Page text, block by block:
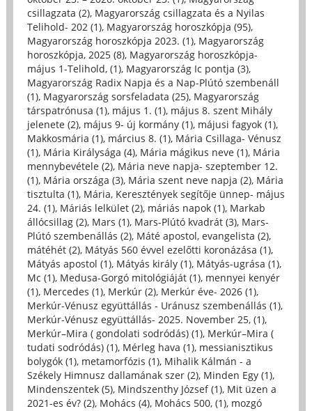
csillagzata (2), Magyarország csillagzata és a Nyilas
Telihold- 202 (1), Magyarország horoszkópja (95),
Magyarország horoszkópja 2023. (1), Magyarország
horoszkópja, 2025 (8), Magyarország horoszkópja-
május 1-Telihold, (1), Magyarország Ic pontja (3),
Magyarország Radix Napja és a Nap-Plútó szembenáll
(1), Magyarország sorsfeladata (25), Magyarország
társpatrónusa (1), május 1. (1), május 8. szent Mihály
jelenete (2), május 9- új kormány (1), májusi fagyok (1),
Makkosmária (1), március 8. (1), Mária Csillaga- Vénusz
(1), Mária Királysága (4), Mária mágikus neve (1), Mária
mennybevétele (2), Mária neve napja- szeptember 12.
(1), Mária országa (3), Mária szent neve napja (2), Mária
tisztulta (1), Mária, Keresztények segítője ünnep- május
24. (1), Máriás lelkület (2), máriás napok (1), Markab
állócsillag (2), Mars (1), Mars-Plútó kvadrát (3), Mars-
Plútó szembenállás (2), Máté apostol, evangelista (2),
mátéhét (2), Mátyás 560 évvel ezelőtti koronázása (1),
Mátyás apostol (1), Mátyás király (1), Mátyás-ugrása (1),
Mc (1), Medusa-Gorgó mitológiáját (1), mennyei kenyér
(1), Mercedes (1), Merkúr (2), Merkúr éve- 2026 (1),
Merkúr-Vénusz együttállás - Uránusz szembenállás (1),
Merkúr-Vénusz együttállás- 2025. November 25, (1),
Merkúr–Mira ( gondolati sodródás) (1), Merkúr–Mira (
tudati sodródás) (1), Mérleg hava (1), messianisztikus
bolygók (1), metamorfózis (1), Mihalik Kálmán - a
Székely Himnusz dallamának szer (2), Minden Egy (1),
Mindenszentek (5), Mindszenthy József (1), Mit üzen a
2021-es év? (2), Mohács (4), Mohács 500, (1), mozgó